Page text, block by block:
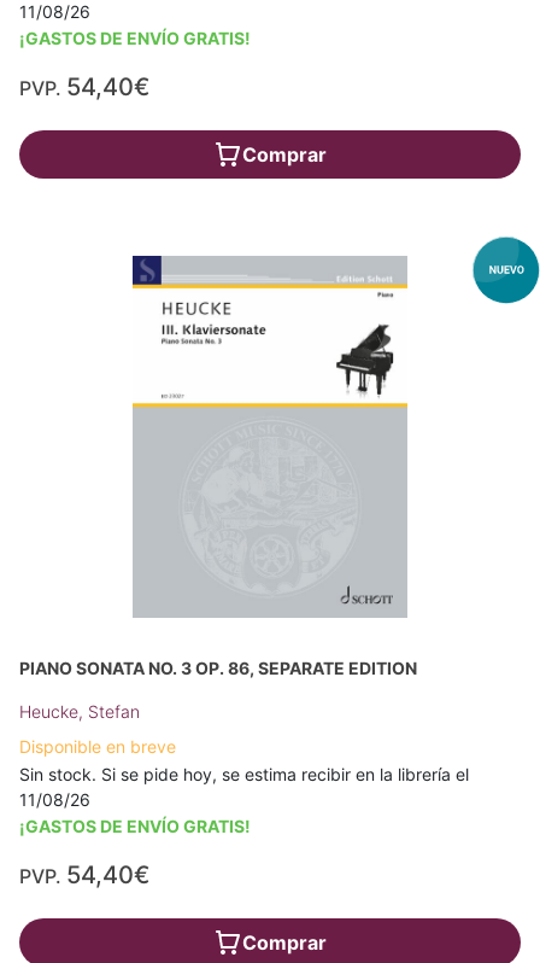
11/08/26
¡GASTOS DE ENVÍO GRATIS!
PVP. 54,40€
Comprar
PIANO SONATA NO. 3 OP. 86, SEPARATE EDITION
Heucke, Stefan
Disponible en breve
Sin stock. Si se pide hoy, se estima recibir en la librería el
11/08/26
¡GASTOS DE ENVÍO GRATIS!
PVP. 54,40€
Comprar